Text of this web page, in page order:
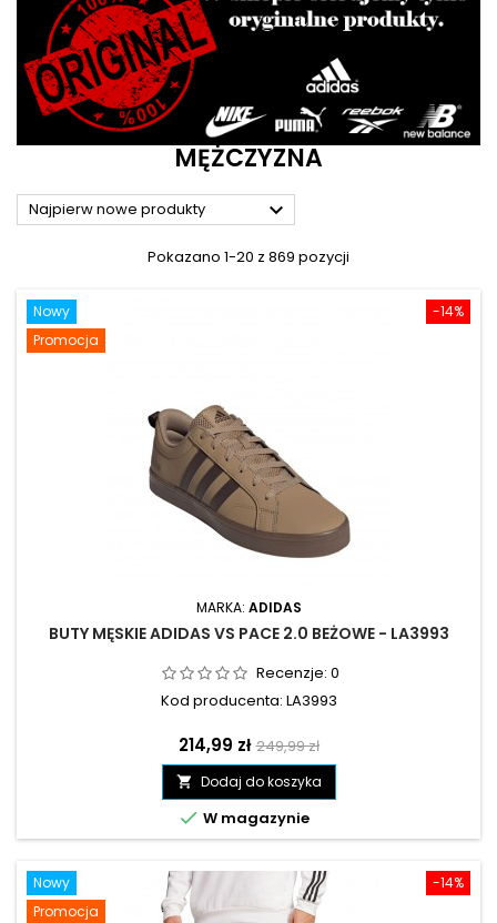
MĘŻCZYZNA
Najpierw nowe produkty 
Pokazano 1-20 z 869 pozycji
-14%
Nowy
Promocja
MARKA: ADIDAS
BUTY MĘSKIE ADIDAS VS PACE 2.0 BEŻOWE - LA3993
Recenzje: 0
Kod producenta: LA3993
Cena
214,99 zł Cena
podstawowa
249,99 zł
 Dodaj do koszyka
 W magazynie
-14%
Nowy
Promocja